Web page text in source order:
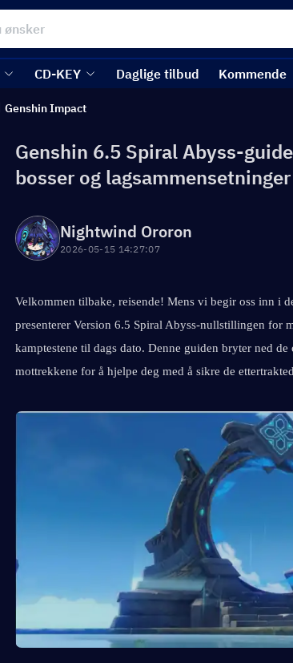
CD-KEY Daglige tilbud Kommende
Genshin Impact
Genshin 6.5 Spiral Abyss-
bosser og lagsammensetninger
Nightwind Ororon
2026-05-15 14:27:07
Velkommen tilbake, reisende! Mens vi begir oss inn i
presenterer Version 6.5 Spiral Abyss-nullstillingen for
kamptestene til dags dato. Denne guiden bryter ned
mottrekkene for å hjelpe deg med å sikre de